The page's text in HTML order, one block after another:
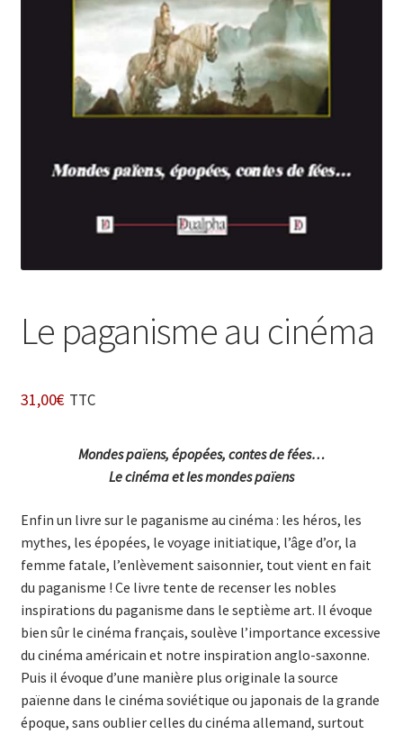
Login Customizer
Nous Contacter
Soutien à Philippe Randa
Le paganisme au cinéma
31,00€ TTC
Mondes païens, épopées, contes de fées…
Le cinéma et les mondes païens
Enfin un livre sur le paganisme au cinéma : les héros, les
mythes, les épopées, le voyage initiatique, l’âge d’or, la
femme fatale, l’enlèvement saisonnier, tout vient en fait
du paganisme ! Ce livre tente de recenser les nobles
inspirations du paganisme dans le septième art. Il évoque
bien sûr le cinéma français, soulève l’importance excessive
du cinéma américain et notre inspiration anglo-saxonne.
Puis il évoque d’une manière plus originale la source
païenne dans le cinéma soviétique ou japonais de la grande
époque, sans oublier celles du cinéma allemand, surtout